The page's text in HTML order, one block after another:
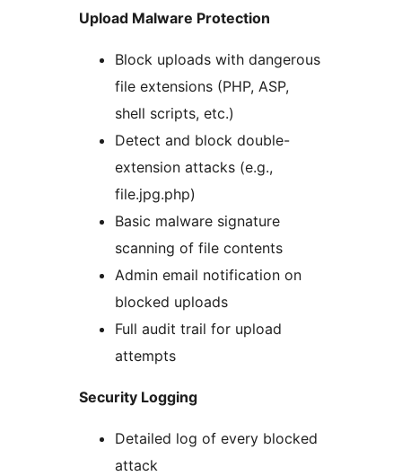
Upload Malware Protection
Block uploads with dangerous
file extensions (PHP, ASP,
shell scripts, etc.)
Detect and block double-
extension attacks (e.g.,
file.jpg.php)
Basic malware signature
scanning of file contents
Admin email notification on
blocked uploads
Full audit trail for upload
attempts
Security Logging
Detailed log of every blocked
attack